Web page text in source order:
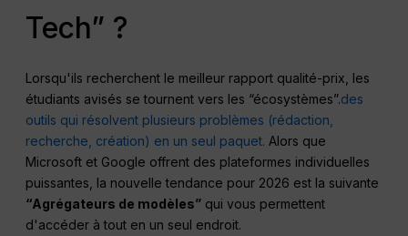
Tech” ?
Lorsqu'ils recherchent le meilleur rapport qualité-prix, les
étudiants avisés se tournent vers les “écosystèmes”.des
outils qui résolvent plusieurs problèmes (rédaction,
recherche, création) en un seul paquet. Alors que
Microsoft et Google offrent des plateformes individuelles
puissantes, la nouvelle tendance pour 2026 est la suivante
“Agrégateurs de modèles” qui vous permettent
d'accéder à tout en un seul endroit.